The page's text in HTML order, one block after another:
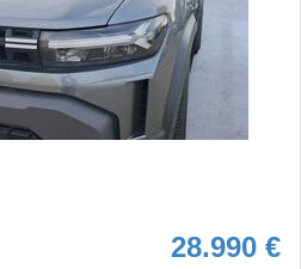
28.990 €